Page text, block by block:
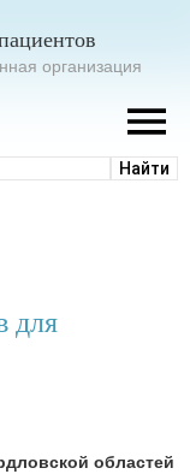
организация
для
областей